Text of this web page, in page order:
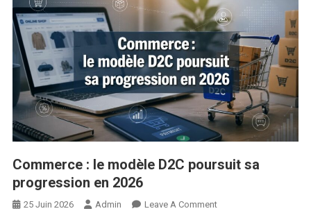
Commerce : le modèle D2C poursuit sa
progression en 2026
25 Juin 2026 Admin Leave A CommentOn